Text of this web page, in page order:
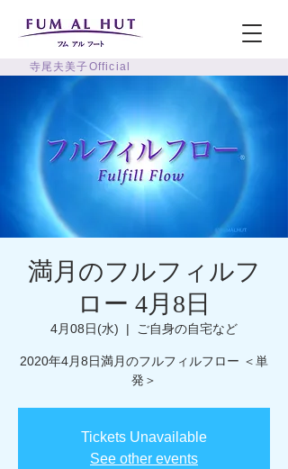
寺尾夫美子Official
満月のフルフィルフ
ロー 4月8日
4月08日(水)
  |
ご自身の自宅など
2020年4月8日満月のフルフィルフロー ＜単
発＞
Tickets Unavailable
See other events